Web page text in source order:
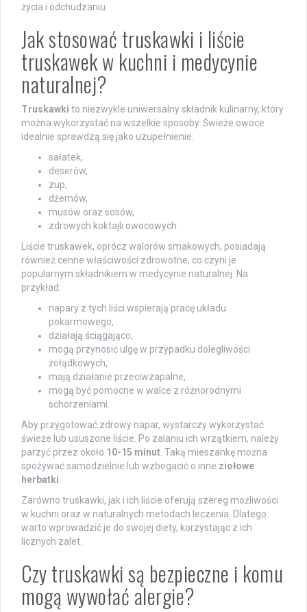
życia i odchudzaniu.
Jak stosować truskawki i liście
truskawek w kuchni i medycynie
naturalnej?
Truskawki to niezwykle uniwersalny składnik kulinarny, który
można wykorzystać na wszelkie sposoby. Świeże owoce
idealnie sprawdzą się jako uzupełnienie:
sałatek,
deserów,
zup,
dżemów,
musów oraz sosów,
zdrowych koktajli owocowych.
Liście truskawek, oprócz walorów smakowych, posiadają
również cenne właściwości zdrowotne, co czyni je
popularnym składnikiem w medycynie naturalnej. Na
przykład:
napary z tych liści wspierają pracę układu
pokarmowego,
działają ściągająco,
mogą przynosić ulgę w przypadku dolegliwości
żołądkowych,
mają działanie przeciwzapalne,
mogą być pomocne w walce z różnorodnymi
schorzeniami.
Aby przygotować zdrowy napar, wystarczy wykorzystać
świeże lub ususzone liście. Po zalaniu ich wrzątkiem, należy
parzyć przez około 10-15 minut . Taką mieszankę można
spożywać samodzielnie lub wzbogacić o inne ziołowe
herbatki
Zarówno truskawki, jak i ich liście oferują szereg możliwości
w kuchni oraz w naturalnych metodach leczenia. Dlatego
warto wprowadzić je do swojej diety, korzystając z ich
licznych zalet.
Czy truskawki są bezpieczne i komu
mogą wywołać alergie?